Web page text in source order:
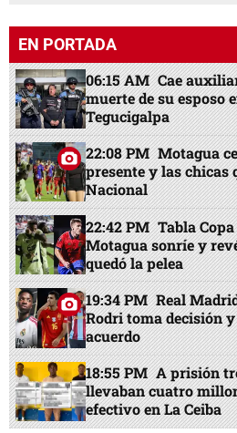
EN PORTADA
06:15 AM Cae
muerte de su esposo
Tegucigalpa
22:08 PM Motagua
presente y las chicas
Nacional
22:42 PM Tabla
Motagua sonríe y
quedó la pelea
19:34 PM Real
Rodri toma decisión
acuerdo
18:55 PM A prisión
llevaban cuatro
efectivo en La Ceiba